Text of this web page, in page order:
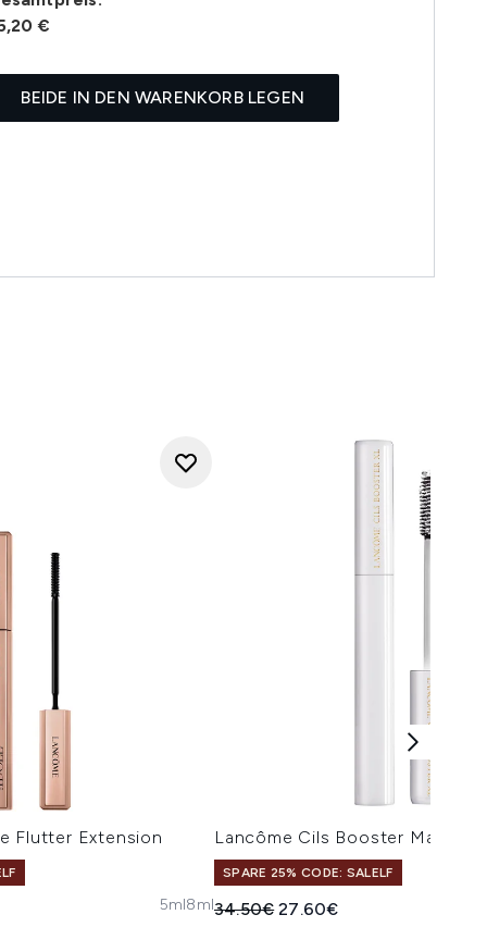
€
BEIDE IN DEN WARENKORB LEGEN
Flutter Extension
5ml8ml
Lancôme Cils Booster Mascara
SPARE 25% CODE: SALELF
Unverbindliche Preisempfehlung:
34.50€Aktueller Preis:
27.60€